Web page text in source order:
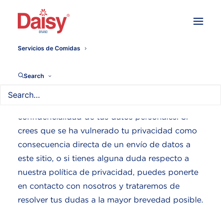
Servicios de Comidas
Search
Política de privacidad
confidencialidad de tus datos personales. Si
crees que se ha vulnerado tu privacidad como
consecuencia directa de un envío de datos a
este sitio, o si tienes alguna duda respecto a
nuestra política de privacidad, puedes ponerte
en contacto con nosotros y trataremos de
resolver tus dudas a la mayor brevedad posible.